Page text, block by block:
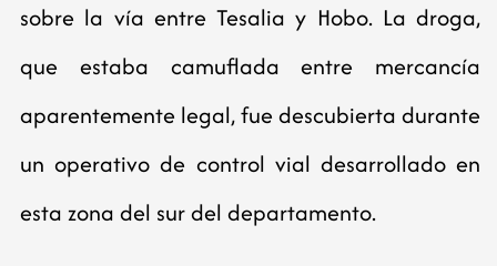
sobre la vía entre Tesalia y Hobo. La droga,
que estaba camuflada entre mercancía
aparentemente legal, fue descubierta durante
un operativo de control vial desarrollado en
esta zona del sur del departamento.